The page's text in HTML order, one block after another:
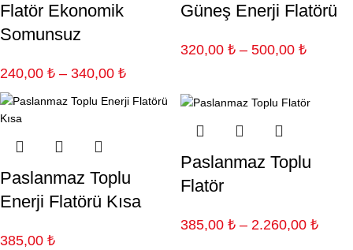
Flatör Ekonomik
Somunsuz
240,00 ₺ – 340,00 ₺
Güneş Enerji Flatörü
320,00 ₺ – 500,00 ₺
Paslanmaz Toplu
Enerji Flatörü Kısa
385,00 ₺
Paslanmaz Toplu
Flatör
385,00 ₺ – 2.260,00 ₺